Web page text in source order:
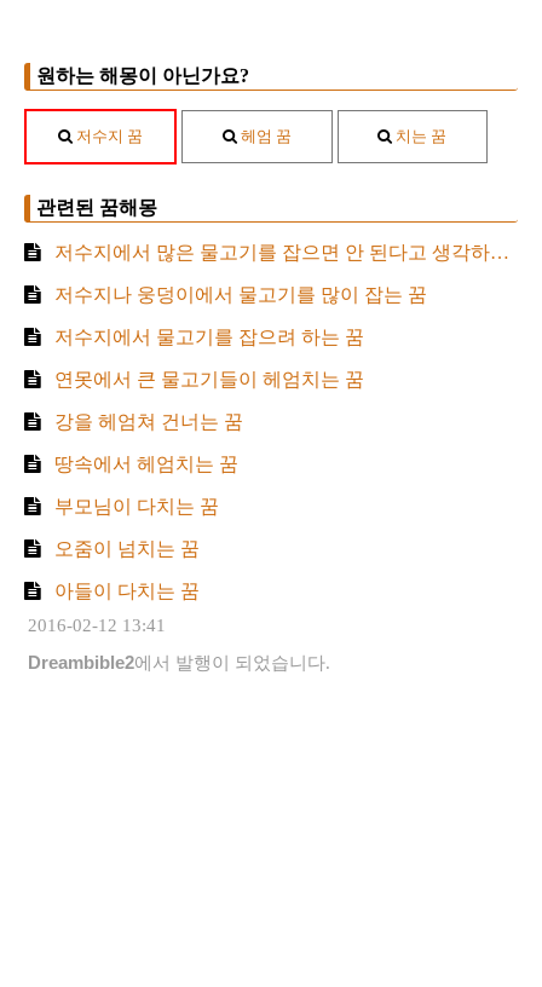
원하는 해몽이 아닌가요?
저수지 꿈 헤엄 꿈 치는 꿈
관련된 꿈해몽
저수지에서 많은 물고기를 잡으면 안 된다고 생각하는 꿈
저수지나 웅덩이에서 물고기를 많이 잡는 꿈
저수지에서 물고기를 잡으려 하는 꿈
연못에서 큰 물고기들이 헤엄치는 꿈
강을 헤엄쳐 건너는 꿈
땅속에서 헤엄치는 꿈
부모님이 다치는 꿈
오줌이 넘치는 꿈
아들이 다치는 꿈
2016-02-12 13:41
Dreambible2에서 발행이 되었습니다.